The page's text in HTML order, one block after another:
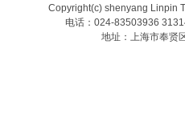
Copyright(c) shenyang Linpin
电话：024-83503936
地址：上海市奉贤